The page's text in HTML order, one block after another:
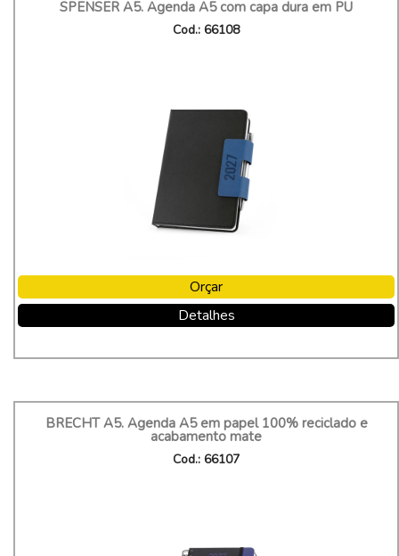
SPENSER A5. Agenda A5 com capa dura em PU
Cod.: 66108
Orçar
Detalhes
BRECHT A5. Agenda A5 em papel 100% reciclado e
acabamento mate
Cod.: 66107